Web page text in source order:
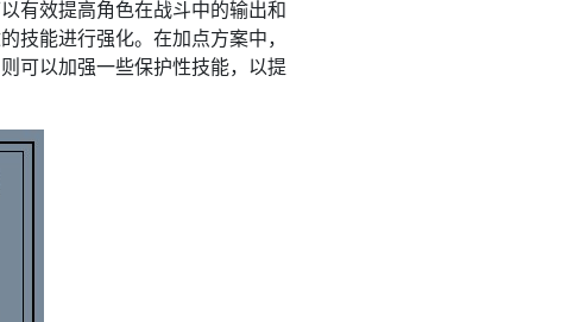
有效提高角色在战斗中的输出和
技能进行强化。在加点方案中，
可以加强一些保护性技能，以提